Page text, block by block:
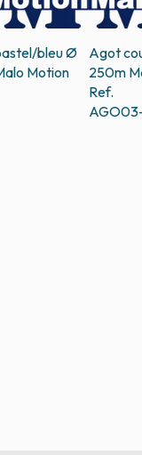
bleu Ø
Motion
Agot
250m
Ref.